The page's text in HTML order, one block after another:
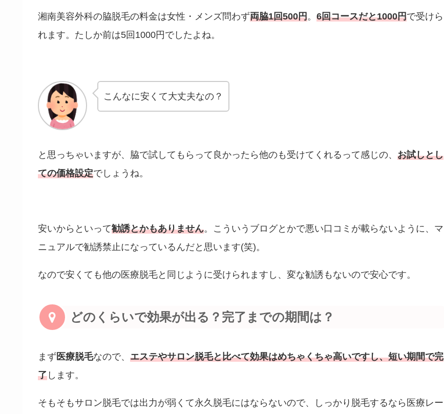
湘南美容外科の脇脱毛の料金は女性・メンズ問わず両脇1回500円。 6回コースだと1000円で受けら
れます。たしか前は5回1000円でしたよね。
こんなに安くて大丈夫なの？
と思っちゃいますが、脇で試してもらって良かったら他のも受けてくれるって感じの、 お試しとし
ての価格設定でしょうね。
安いからといって勧誘とかもありません。こういうブログとかで悪い口コミが載らないように、マ
ニュアルで勧誘禁止になっているんだと思います(笑)。
なので安くても他の医療脱毛と同じように受けられますし、変な勧誘もないので安心です。
どのくらいで効果が出る？完了までの期間は？
まず医療脱毛なので、 エステやサロン脱毛と比べて効果はめちゃくちゃ高いですし、短い期間で完
了 します。
そもそもサロン脱毛では出力が弱くて永久脱毛にはならないので、しっかり脱毛するなら医療レー